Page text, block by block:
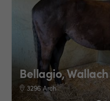
Bellagio, Wallach
3296 Arch